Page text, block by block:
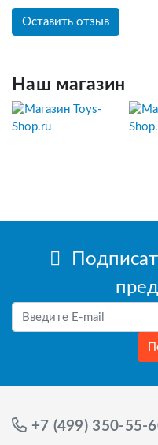
Оставить отзыв
Наш магазин
+7 (499) 350-55-